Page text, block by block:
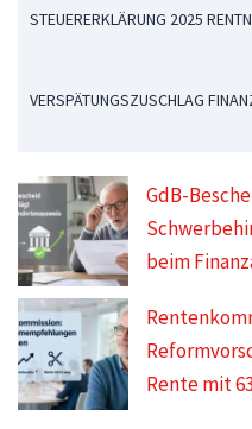
STEUERERKLÄRUNG 2025
VERSPÄTUNGSZUSCHLAG
GdB-
beim
Rente mit